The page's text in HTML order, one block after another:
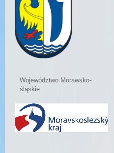
Województwo Morawsko-
śląskie